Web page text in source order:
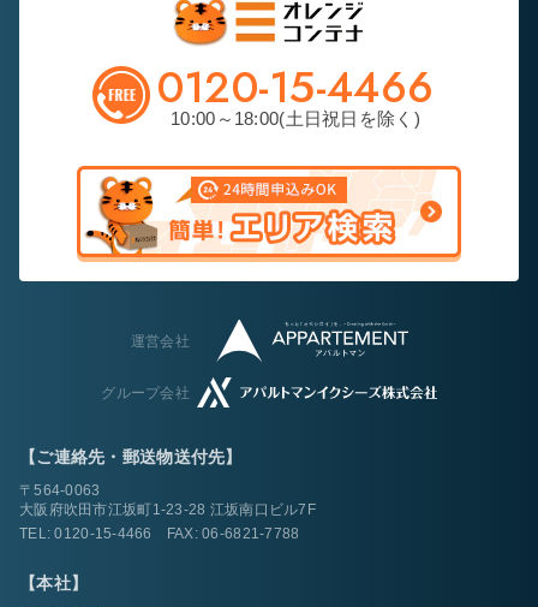
0120-15-4466
10:00～18:00(土日祝日を除く)
運営会社
グループ会社
【ご連絡先・郵送物送付先】
〒564-0063
大阪府吹田市江坂町1-23-28 江坂南口ビル7F
TEL:0120-15-4466 FAX: 06-6821-7788
【本社】